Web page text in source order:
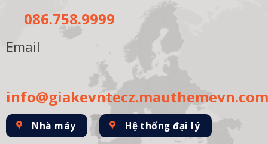
086.758.9999
Email
info@giakevntecz.mauthemevn.com
Nhà máy Hệ thống đại lý